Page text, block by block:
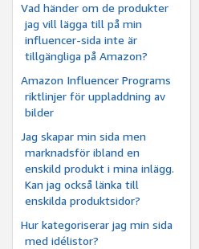
Vad händer om de produkter
jag vill lägga till på min
influencer-sida inte är
tillgängliga på Amazon?
Amazon Influencer Programs
riktlinjer för uppladdning av
bilder
Jag skapar min sida men
marknadsför ibland en
enskild produkt i mina inlägg.
Kan jag också länka till
enskilda produktsidor?
Hur kategoriserar jag min sida
med idélistor?